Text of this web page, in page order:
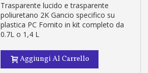
Trasparente lucido e trasparente
poliuretano 2K Gancio specifico su
plastica PC Fornito in kit completo da
0.7L o 1,4 L
Aggiungi Al Carrello